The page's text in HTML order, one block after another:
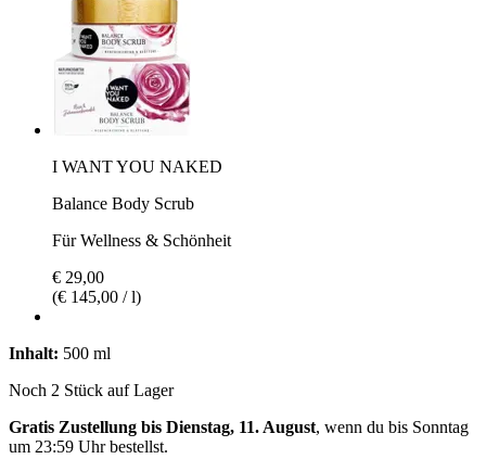
I WANT YOU NAKED
Balance Body Scrub
Für Wellness & Schönheit
€ 29,00
(€ 145,00 / l)
Inhalt: 500 ml
Noch 2 Stück auf Lager
Gratis Zustellung bis Dienstag, 11. August, wenn du bis Sonntag
um 23:59 Uhrbestellst.